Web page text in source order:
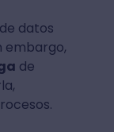
datos
embargo,
de